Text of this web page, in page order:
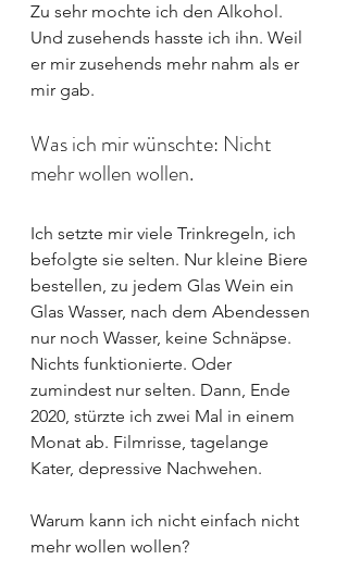
Zu sehr mochte ich den Alkohol.
Und zusehends hasste ich ihn. Weil
er mir zusehends mehr nahm als er
mir gab.
Was ich mir wünschte: Nicht
mehr wollen wollen.
Ich setzte mir viele Trinkregeln, ich
befolgte sie selten. Nur kleine Biere
bestellen, zu jedem Glas Wein ein
Glas Wasser, nach dem Abendessen
nur noch Wasser, keine Schnäpse.
Nichts funktionierte. Oder
zumindest nur selten. Dann, Ende
2020, stürzte ich zwei Mal in einem
Monat ab. Filmrisse, tagelange
Kater, depressive Nachwehen.
Warum kann ich nicht einfach nicht
mehr wollen wollen?